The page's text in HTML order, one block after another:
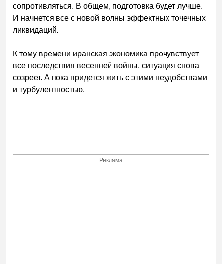
сопротивляться. В общем, подготовка будет лучше.
И начнется все с новой волны эффектных точечных
ликвидаций.
К тому времени иранская экономика прочувствует
все последствия весенней войны, ситуация снова
созреет. А пока придется жить с этими неудобствами
и турбулентностью.
Реклама